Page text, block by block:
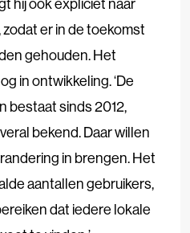
er in de toekomst
gehouden. Het
in ontwikkeling. ‘De
bestaat sinds 2012,
bekend. Daar willen
in brengen. Het
aantallen gebruikers,
dat iedere lokale